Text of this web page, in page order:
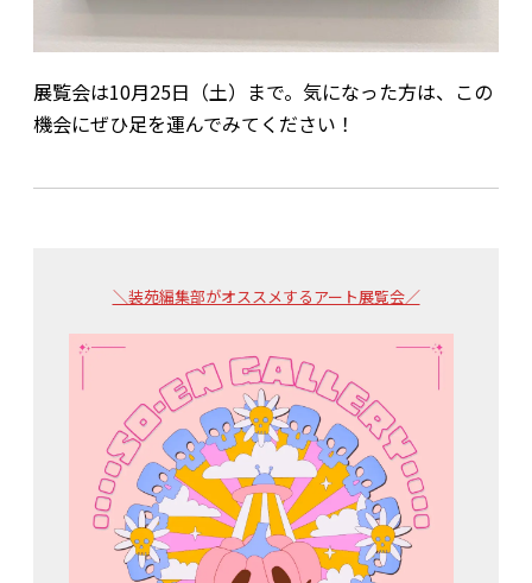
展覧会は10月25日（土）まで。気になった方は、この
機会にぜひ足を運んでみてください！
＼装苑編集部がオススメするアート展覧会／